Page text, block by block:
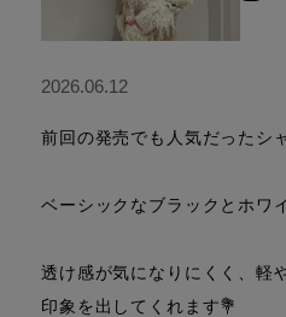
2026.06.12
前回の発売でも人気だったシ
ベーシックなブラックとホワ
透け感が気になりにくく、軽
印象を出してくれます💐